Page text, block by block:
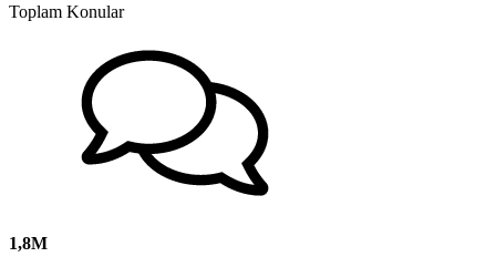
Toplam Konular
1,8M